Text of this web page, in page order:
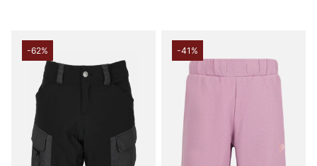
-62% -41%